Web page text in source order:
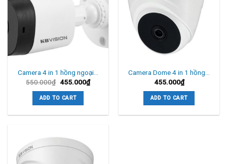
Camera 4 in 1 hồng ngoại…
550.000₫ 455.000₫
ADD TO CART
Camera Dome 4 in 1 hồng…
455.000₫
ADD TO CART